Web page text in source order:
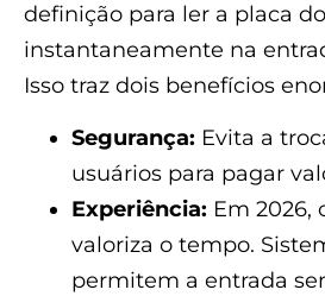
definição para ler a placa
instantaneamente na
Isso traz dois benefícios
Segurança: Evita a
usuários para pagar
Experiência: Em 2026,
valoriza o tempo.
permitem a entrada